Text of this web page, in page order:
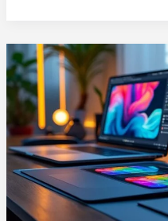
‘autres
regards’
au
cœur
de
la
rue
Alibert